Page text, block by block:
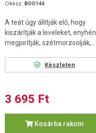
Cikksz. BOO144
A teát úgy állítják elő, hogy
kiszárítják a leveleket, enyhén
megpirítják, szétmorzsolják,...
Készleten
3 695 Ft
Kosárba rakom